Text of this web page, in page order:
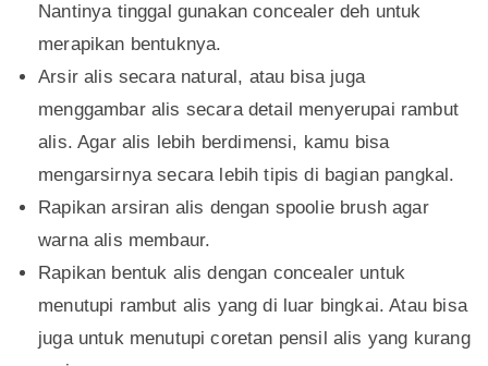
Nantinya tinggal gunakan concealer deh untuk
merapikan bentuknya.
Arsir alis secara natural, atau bisa juga
menggambar alis secara detail menyerupai rambut
alis. Agar alis lebih berdimensi, kamu bisa
mengarsirnya secara lebih tipis di bagian pangkal.
Rapikan arsiran alis dengan spoolie brush agar
warna alis membaur.
Rapikan bentuk alis dengan concealer untuk
menutupi rambut alis yang di luar bingkai. Atau bisa
juga untuk menutupi coretan pensil alis yang kurang